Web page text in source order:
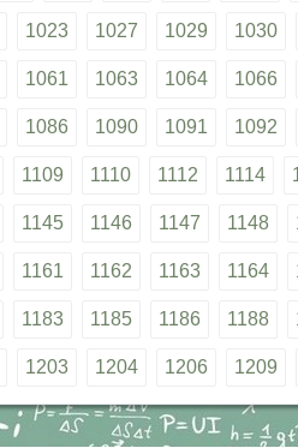
1023 1027 1029 1030
1061 1063 1064 1066
1086 1090 1091 1092
1109 1110 1112 1114
1145 1146 1147 1148
1161 1162 1163 1164
1183 1185 1186 1188
1203 1204 1206 1209